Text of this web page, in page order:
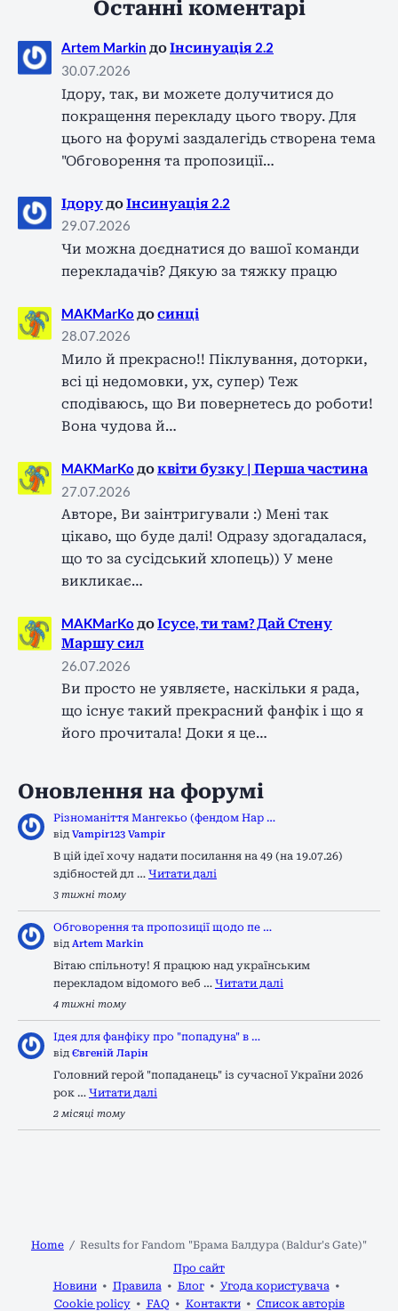
Останні коментарі
Artem Markin доІнсинуація 2.2
30.07.2026
Ідору, так, ви можете долучитися до
покращення перекладу цього твору. Для
цього на форумі заздалегідь створена тема
"Обговорення та пропозиції…
Ідору доІнсинуація 2.2
29.07.2026
Чи можна доєднатися до вашої команди
перекладачів? Дякую за тяжку працю
MAKMarKo досинці
28.07.2026
Мило й прекрасно!! Піклування, доторки,
всі ці недомовки, ух, супер) Теж
сподіваюсь, що Ви повернетесь до роботи!
Вона чудова й…
MAKMarKo доквіти бузку | Перша частина
27.07.2026
Авторе, Ви заінтригували :) Мені так
цікаво, що буде далі! Одразу здогадалася,
що то за сусідський хлопець)) У мене
викликає…
MAKMarKo доІсусе, ти там? Дай Стену
Маршу сил
26.07.2026
Ви просто не уявляєте, наскільки я рада,
що існує такий прекрасний фанфік і що я
його прочитала! Доки я це…
Оновлення на форумі
Різноманіття Мангекьо (фендом Нар …
від Vampir123 Vampir
В цій ідеї хочу надати посилання на 49 (на 19.07.26)
здібностей дл … Читати далі
3 тижні тому
Обговорення та пропозиції щодо пе …
від Artem Markin
Вітаю спільноту! Я працюю над українським
перекладом відомого веб … Читати далі
4 тижні тому
Ідея для фанфіку про "попадуна" в …
від Євгеній Ларін
Головний герой "попаданець" із сучасної України 2026
рок … Читати далі
2 місяці тому
Home
Results for Fandom "Брама Балдура (Baldur's Gate)"
Про сайт
Новини
Правила Блог
Угода користувача
Cookie policy
FAQ Контакти Список авторів